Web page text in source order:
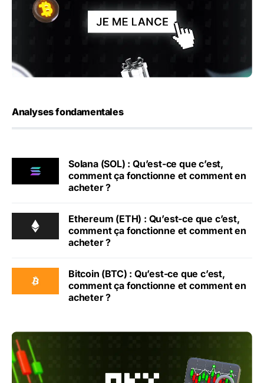
Analyses fondamentales
Solana (SOL) : Qu’est-ce que c’est,
comment ça fonctionne et comment en
acheter ?
Ethereum (ETH) : Qu’est-ce que c’est,
comment ça fonctionne et comment en
acheter ?
Bitcoin (BTC) : Qu’est-ce que c’est,
comment ça fonctionne et comment en
acheter ?